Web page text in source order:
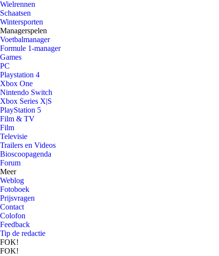
Wielrennen
Schaatsen
Wintersporten
Managerspelen
Voetbalmanager
Formule 1-manager
Games
PC
Playstation 4
Xbox One
Nintendo Switch
Xbox Series X|S
PlayStation 5
Film & TV
Film
Televisie
Trailers en Videos
Bioscoopagenda
Forum
Meer
Weblog
Fotoboek
Prijsvragen
Contact
Colofon
Feedback
Tip de redactie
FOK!
FOK!